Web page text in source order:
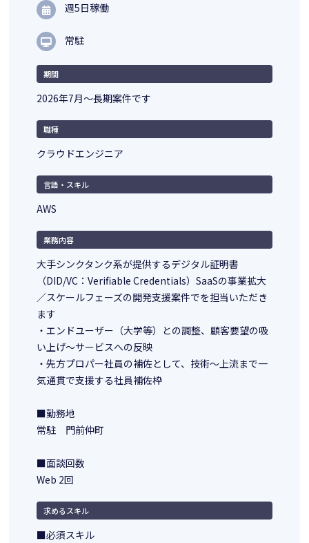
週5日稼働
常駐
期間
2026年7月〜長期案件です
職種
クラウドエンジニア
言語・スキル
AWS
業務内容
大手シンクタンク系が提供するデジタル証明書
（DID/VC：Verifiable Credentials）SaaSの事業拡大
／スケールフェーズの開発支援案件でを担当いただき
ます
・エンドユーザー（大学等）との調整、顧客要望の吸
い上げ〜サービスへの反映
・先方プロパー社員の補佐として、技術〜上流まで一
気通貫で支援する社員補佐枠
■勤務地
常駐 門前仲町
■面談回数
Web 2回
求めるスキル
■必須スキル